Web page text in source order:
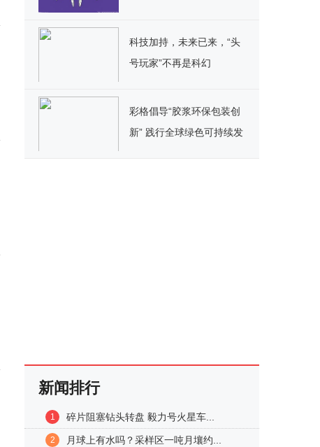
科技加持，未来已来，“头
号玩家”不再是科幻
彩格倡导“胶浆环保包装创
新” 践行全球绿色可持续发
新闻排行
1 碎片阻塞钻头转盘 毅力号火星车...
2 月球上有水吗？采样区一吨月壤约...